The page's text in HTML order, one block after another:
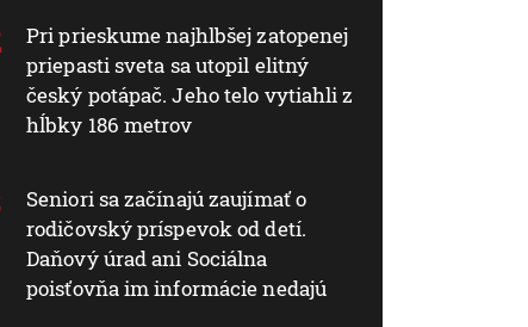
Pri prieskume najhlbšej zatopenej
priepasti sveta sa utopil elitný
český potápač. Jeho telo vytiahli z
hĺbky 186 metrov
Seniori sa začínajú zaujímať o
rodičovský príspevok od detí.
Daňový úrad ani Sociálna
poisťovňa im informácie nedajú